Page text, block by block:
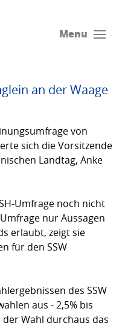
Menu
an der Waage
von
sich die Vorsitzende
Landtag, Anke
Umfrage noch nicht
nur Aussagen
erlaubt, zeigt sie
für den SSW
des SSW
aus - 2,5% bis
Wahl durchaus das